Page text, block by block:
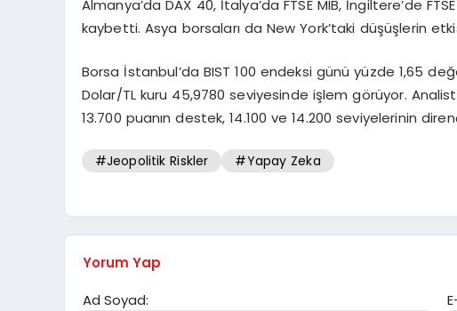
Almanya’da DAX 40, İtalya’da FTSE MIB, İngiltere’de
kaybetti. Asya borsaları da New York’taki düşüşlerin
Borsa İstanbul’da BIST 100 endeksi günü yüzde 1,65
Dolar/TL kuru 45,9780 seviyesinde işlem görüyor.
13.700 puanın destek, 14.100 ve 14.200 seviyelerinin
#Jeopolitik Riskler #Yapay Zeka
Yorum Yap
Ad Soyad: